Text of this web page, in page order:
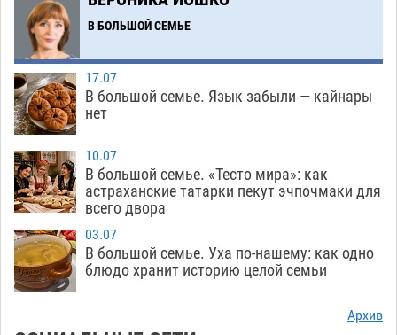
15:14 Гость из Чечни утонул в реке под Астраханью
14:38
Попытка спасти знакомого привела трех
астраханок под уголовную статью
14:00
Тысяча четыреста астраханцев пересели на
электромобили
05.08 479
13:23
Глава крупного астраханского города
поставил жителей перед непростым выбором
05.08
В БОЛЬШОЙ СЕМЬЕ
17.07
В большой семье. Язык забыли — кайнары
нет
10.07
В большой семье. «Тесто мира»: как
астраханские татарки пекут эчпочмаки для
всего двора
03.07
В большой семье. Уха по-нашему: как одно
блюдо хранит историю целой семьи
Архив